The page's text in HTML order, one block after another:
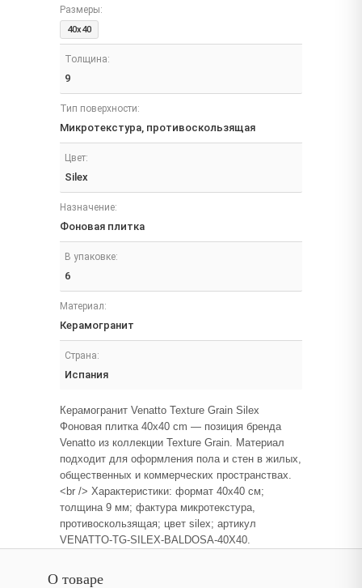
Размеры:
40x40
Толщина:
9
Тип поверхности:
Микротекстура, противоскользящая
Цвет:
Silex
Назначение:
Фоновая плитка
В упаковке:
6
Материал:
Керамогранит
Страна:
Испания
Керамогранит Venatto Texture Grain Silex
Фоновая плитка 40x40 cm — позиция бренда
Venatto из коллекции Texture Grain. Материал
подходит для оформления пола и стен в жилых,
общественных и коммерческих пространствах.
<br /> Характеристики: формат 40x40 см;
толщина 9 мм; фактура микротекстура,
противоскользящая; цвет silex; артикул
VENATTO-TG-SILEX-BALDOSA-40X40.
О товаре